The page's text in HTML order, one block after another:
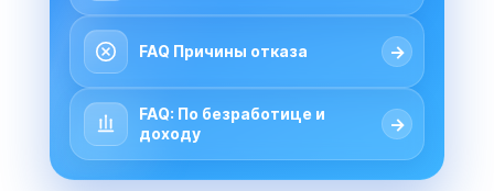
FAQ Причины отказа →
FAQ: По безработице и
доходу
→